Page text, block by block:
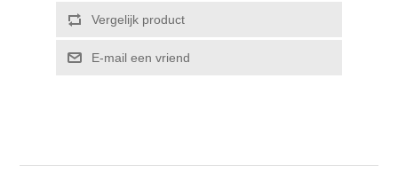
Vergelijk product
E-mail een vriend